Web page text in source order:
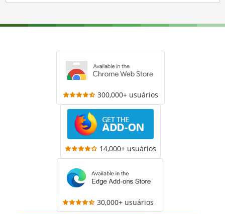
300,000+ usuários
14,000+ usuários
30,000+ usuários